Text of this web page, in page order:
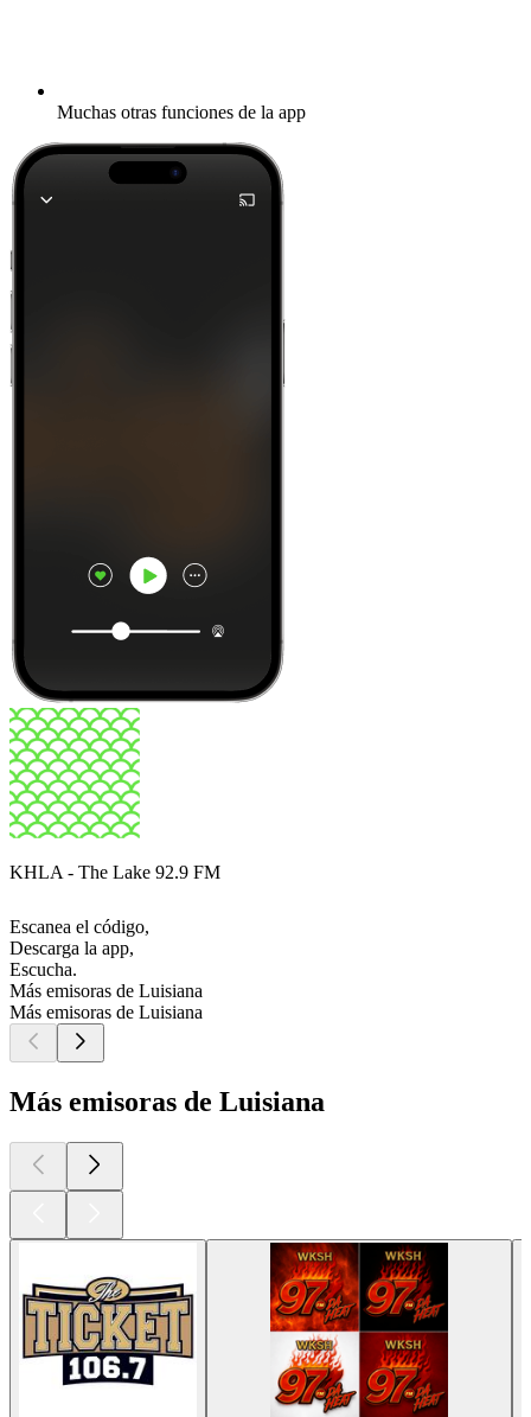
Muchas otras funciones de la app
KHLA - The Lake 92.9 FM
Escanea el código,
Descarga la app,
Escucha.
Más emisoras de Luisiana
Más emisoras de Luisiana
Más emisoras de Luisiana